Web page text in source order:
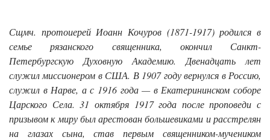
Сщмч. протоиерей Иоанн Кочуров (1871-1917) родился в
семье рязанского священника, окончил Санкт-
Петербургскую Духовную Академию. Двенадцать лет
служил миссионером в США. В 1907 году вернулся в Россию,
служил в Нарве, а с 1916 года — в Екатерининском соборе
Царского Села. 31 октября 1917 года после проповеди с
призывом к миру был арестован большевиками и расстрелян
на глазах сына, став первым священником-мучеником